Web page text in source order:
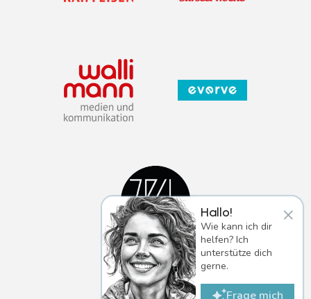
×
Hallo!
Wie kann ich dir
helfen? Ich
unterstütze dich
gerne.
Frage mich